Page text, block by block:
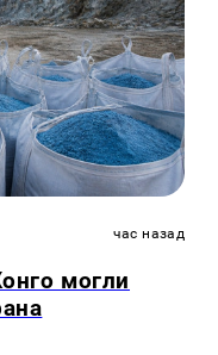
час назад
могли